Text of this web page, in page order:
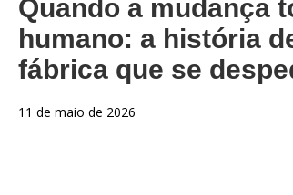
Quando a mudança
humano: a história
fábrica que se
11 de maio de 2026